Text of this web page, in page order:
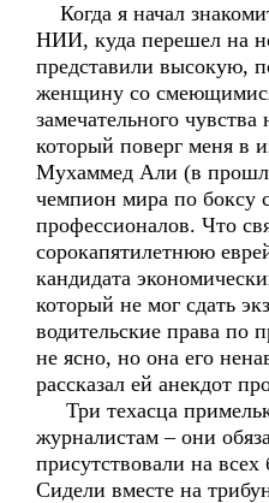
Когда я начал
НИИ, куда перешел на
представили высокую,
женщину со
замечательного
который поверг меня в
Мухаммед Али (в
чемпион мира по боксу
профессионалов. Что
сорокапятилетнюю
кандидата
который не мог сдать
водительские права по
не ясно, но она его
рассказал ей анекдот
Три техасца
журналистам – они
присутствовали на
Сидели вместе на